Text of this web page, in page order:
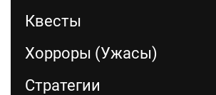
Квесты
Хорроры (Ужасы)
Стратегии